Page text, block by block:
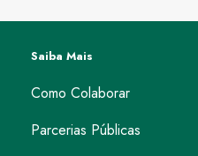
Saiba Mais
Como Colaborar
Parcerias Públicas